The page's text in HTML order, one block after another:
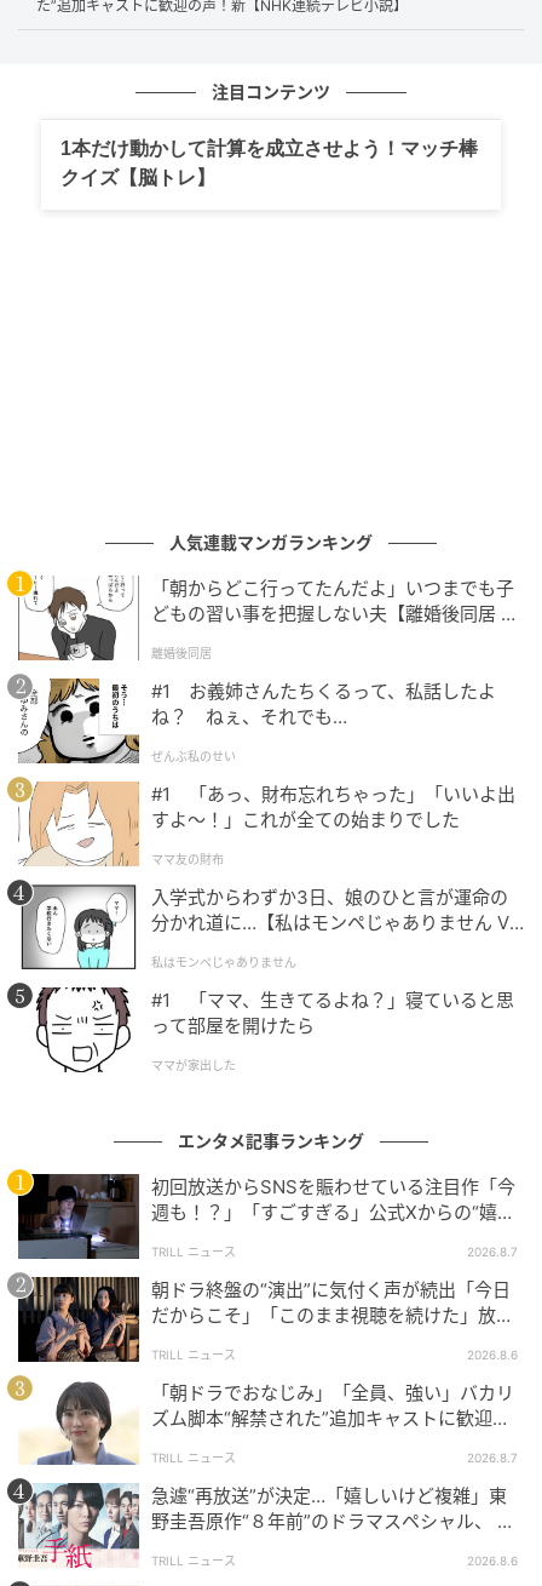
今回の企画でもっとも期待が集まるのは、やはり高橋
仕事に行き詰まることもある。くっついたり離れたり
り合いをつけていかなければならない。この設定だけ
で、息が詰まりそうな生活のリアルが見えてくる。
料理を口にした瞬間、視線がふっと遠くへ行く。その
一瞬だけで、一本の短編が始まってしまう。そんな絵
が、もう想像できる。
駅からの帰り道に、ふと思い出すような
脚本を手がけるのは坪田文。NHKの作品などで、街の
匂いや人の感情のひだを丁寧に紡いできた彼女が、燃
え殻の文章に宿る情緒をどう翻訳するのか。
本来ならエッセイは、読み手のなかに私的な光景を立
ち上げることで成立する文芸だと思う。だからこそド
ラマ化には、その“読み手の余白”を奪ってしまわない
ための工夫が要る。
その点、60分×2話という構成は潔い。言葉や表現を詰
め込みすぎず、心地よい名残を残してくれるはずだ。
原作のテーマは、味にまつわる8つのストーリー。2話
底的に研ぎ澄ますほうが、この作品には似合う気がし
てならない。味の記憶とは、数が多ければ強いという
ものではないから。むしろ、たったひとつの味が、人
生のある季節をまるごと連れてきてしまう。
決して派手なエンタメではなく、駅からの帰り道にふ
と思い出すようなドラマ。秋の夜長、冷めかけた湯気
のような淡い気配が、明日を生きる自分をほんの少し
変えてくれるようなドラマになるはず。燃え殻の言葉
と、高橋一生の持つ静けさが交わるとき、そこに生ま
れる変化は静かであっても、決して揺らぐことはな
い。
た”追加キャストに歓迎の声！新【NHK連続テレビ小説】
注目コンテンツ
1本だけ動かして計算を成立させよう！マッチ棒
クイズ【脳トレ】
人気連載マンガランキング
「朝からどこ行ってたんだよ」いつまでも子
どもの習い事を把握しない夫【離婚後同居 Vo
離婚後同居
#1 お義姉さんたちくるって、私話したよ
ね？ ねぇ、それでも…
ぜんぶ私のせい
#1 「あっ、財布忘れちゃった」「いいよ出
すよ〜！」これが全ての始まりでした
ママ友の財布
入学式からわずか3日、娘のひと言が運命の
分かれ道に…【私はモンペじゃありません Vo
私はモンペじゃありません
#1 「ママ、生きてるよね？」寝ていると思
って部屋を開けたら
ママが家出した
エンタメ記事ランキング
初回放送からSNSを賑わせている注目作「今
週も！？」「すごすぎる」公式Xからの“嬉し
TRILL ニュース 2026.8.7
朝ドラ終盤の“演出”に気付く声が続出「今日
だからこそ」「このまま視聴を続けた」放送
TRILL ニュース 2026.8.6
「朝ドラでおなじみ」「全員、強い」バカリ
ズム脚本“解禁された”追加キャストに歓迎の
TRILL ニュース 2026.8.7
急遽“再放送”が決定…「嬉しいけど複雑」東
野圭吾原作“８年前”のドラマスペシャル、 放
TRILL ニュース 2026.8.6